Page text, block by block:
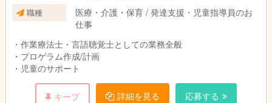
職種
医療・介護・保育 / 発達支援・児童指導員のお
仕事
・作業療法士・言語聴覚士としての業務全般
・プロゲラム作成/計画
・児童のサポート
キープ 詳細を見る 応募する